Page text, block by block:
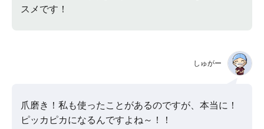
スメです！
しゅがー
爪磨き！私も使ったことがあるのですが、本当に！
ピッカピカになるんですよね～！！